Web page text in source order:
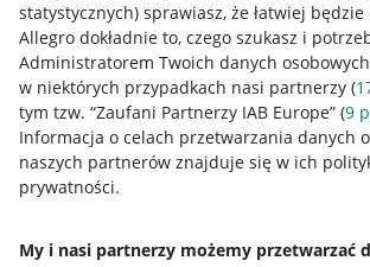
statystycznych) sprawiasz, że łatwiej
Allegro dokładnie to, czego szukasz i
Administratorem Twoich danych
w niektórych przypadkach nasi partnerzy (
tym tzw. “Zaufani Partnerzy IAB Europe” (9
Informacja o celach przetwarzania danych
naszych partnerów znajduje się w ich
prywatności.
My i nasi partnerzy możemy przetwarzać
Przydatne informacje
Jak to działa